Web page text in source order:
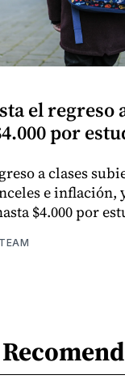
el regreso
por
a clases
e inflación,
$4.000 por